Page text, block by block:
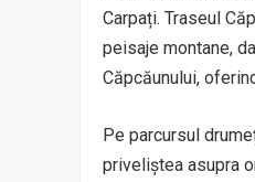
Carpați. Traseul
peisaje montane,
Căpcăunului,
Pe parcursul
priveliștea asupra